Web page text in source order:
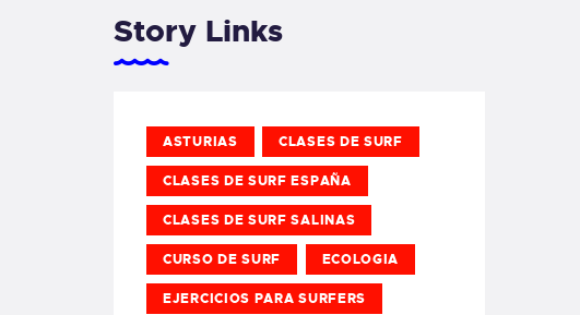
Story Links
ASTURIAS CLASES DE SURF
CLASES DE SURF ESPAÑA
CLASES DE SURF SALINAS
CURSO DE SURF ECOLOGIA
EJERCICIOS PARA SURFERS